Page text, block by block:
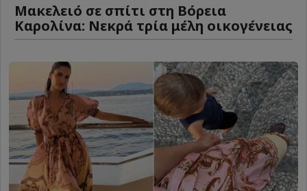
Μακελειό σε σπίτι στη Βόρεια
Καρολίνα: Νεκρά τρία μέλη οικογένειας